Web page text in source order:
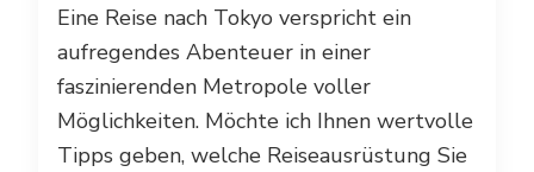
Eine Reise nach Tokyo verspricht ein
aufregendes Abenteuer in einer
faszinierenden Metropole voller
Möglichkeiten. Möchte ich Ihnen wertvolle
Tipps geben, welche Reiseausrüstung Sie